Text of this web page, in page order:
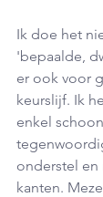
Ik doe het
'bepaalde,
er ook voor
keurslijf. Ik
enkel
onderstel en
kanten.